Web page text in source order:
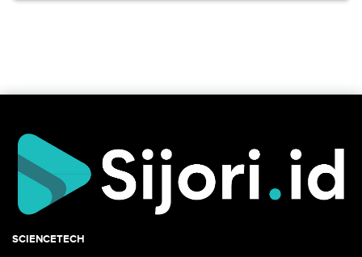
SCIENCETECH